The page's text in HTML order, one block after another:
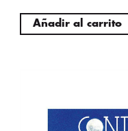
Añadir al carrito